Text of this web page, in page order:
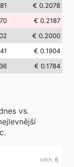
€ 0.2078
€ 0.2187
€ 0.2000
€ 0.1904
€ 0.1784
vs.
6